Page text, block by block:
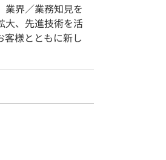
業界／業務知見を
大、先進技術を活
客様とともに新し